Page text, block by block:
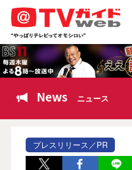
News ニュース
プレスリリース／PR